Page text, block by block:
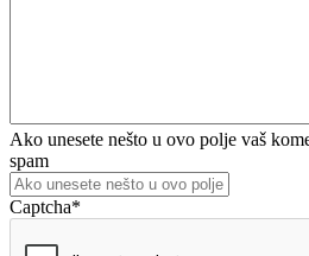
Ako unesete nešto u ovo polje vaš
spam
Captcha*